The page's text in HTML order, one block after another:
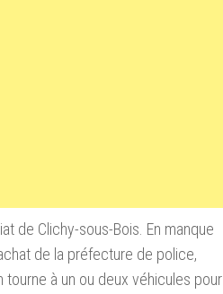
de Clichy-sous-Bois. En manque
de la préfecture de police,
tourne à un ou deux véhicules pour